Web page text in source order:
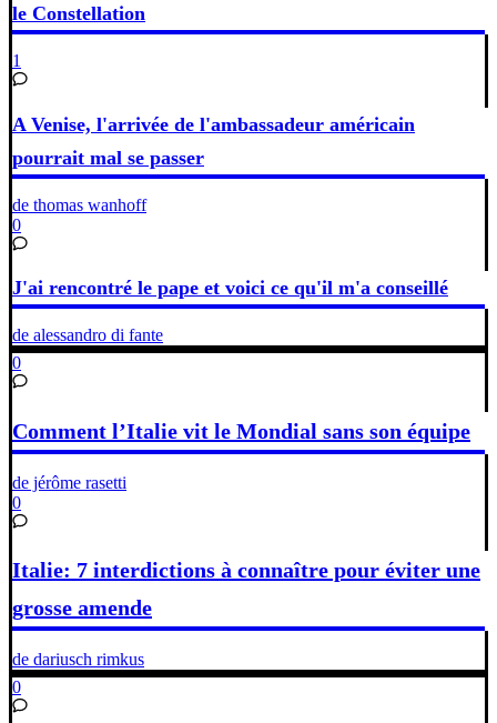
le Constellation
1
A Venise, l'arrivée de l'ambassadeur américain
pourrait mal se passer
de thomas wanhoff
0
J'ai rencontré le pape et voici ce qu'il m'a conseillé
de alessandro di fante
0
Comment l’Italie vit le Mondial sans son équipe
de jérôme rasetti
0
Italie: 7 interdictions à connaître pour éviter une
grosse amende
de dariusch rimkus
0